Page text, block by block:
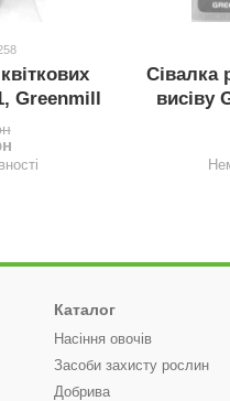
Greenmill
Сівалка
висіву
Каталог
Насіння овочів
Засоби захисту рослин
Добрива